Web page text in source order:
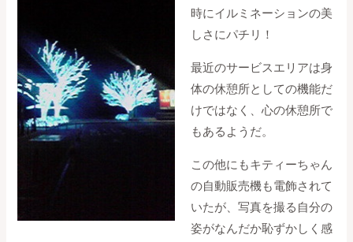
時にイルミネーションの美
しさにパチリ！
最近のサービスエリアは身
体の休憩所としての機能だ
けではなく、心の休憩所で
もあるようだ。
この他にもキティーちゃん
の自動販売機も電飾されて
いたが、写真を撮る自分の
姿がなんだか恥ずかしく感